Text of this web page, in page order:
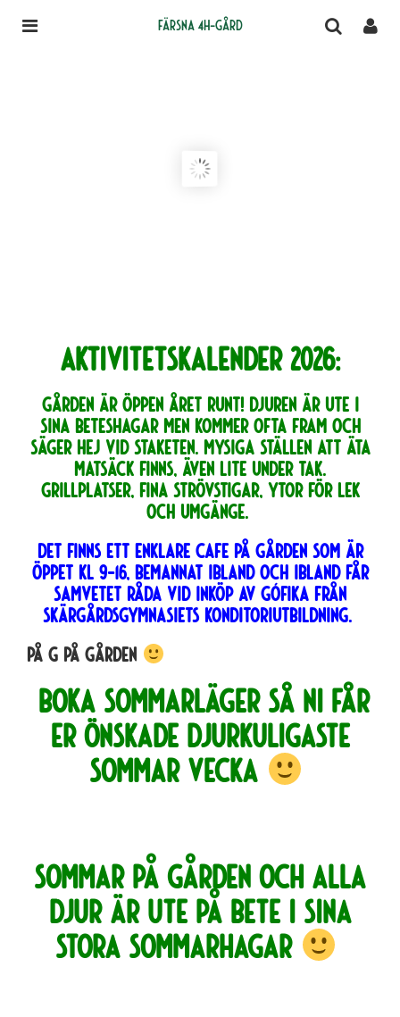
Färsna 4H-gård
Aktivitetskalender 2026:
Gården är öppen året runt! Djuren är ute i
sina beteshagar men kommer ofta fram och
säger hej vid staketen. Mysiga ställen att äta
matsäck finns, även lite under tak.
Grillplatser, fina strövstigar, ytor för lek
och umgänge.
Det finns ett enklare cafe på gården som är
öppet kl 9-16, bemannat ibland och ibland får
samvetet råda vid inköp av gófika från
skärgårdsgymnasiets konditoriutbildning.
på g på gården
boka SOMMARLÄGER så ni får
er önskade djurkuligaste
sommar vecka
SOMMAR PÅ GÅRDEN OCH ALLA
DJUR ÄR UTE PÅ BETE I SINA
STORA SOMMARHAGAR